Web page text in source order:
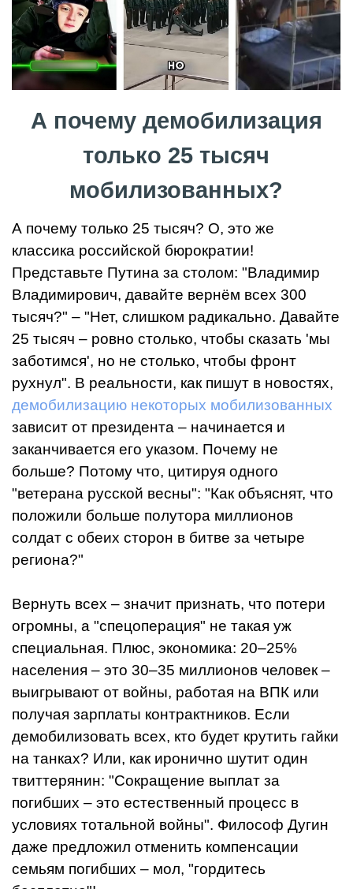
А почему демобилизация
только 25 тысяч
мобилизованных?
А почему только 25 тысяч? О, это же
классика российской бюрократии!
Представьте Путина за столом: "Владимир
Владимирович, давайте вернём всех 300
тысяч?" – "Нет, слишком радикально. Давайте
25 тысяч – ровно столько, чтобы сказать 'мы
заботимся', но не столько, чтобы фронт
рухнул". В реальности, как пишут в новостях,
демобилизацию некоторых мобилизованных
зависит от президента – начинается и
заканчивается его указом. Почему не
больше? Потому что, цитируя одного
"ветерана русской весны": "Как объяснят, что
положили больше полутора миллионов
солдат с обеих сторон в битве за четыре
региона?"
Вернуть всех – значит признать, что потери
огромны, а "спецоперация" не такая уж
специальная. Плюс, экономика: 20–25%
населения – это 30–35 миллионов человек –
выигрывают от войны, работая на ВПК или
получая зарплаты контрактников. Если
демобилизовать всех, кто будет крутить гайки
на танках? Или, как иронично шутит один
твиттерянин: "Сокращение выплат за
погибших – это естественный процесс в
условиях тотальной войны". Философ Дугин
даже предложил отменить компенсации
семьям погибших – мол, "гордитесь